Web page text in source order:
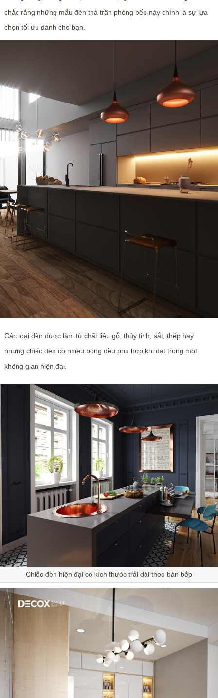
chắc rằng những mẫu đèn thả trần phòng bếp này chính là sự lựa
chọn tối ưu dành cho bạn.
Các loại đèn được làm từ chất liệu gỗ, thủy tinh, sắt, thép hay
những chiếc đèn có nhiều bóng đều phù hợp khi đặt trong một
không gian hiện đại.
Chiếc đèn hiện đại có kích thước trải dài theo bàn bếp